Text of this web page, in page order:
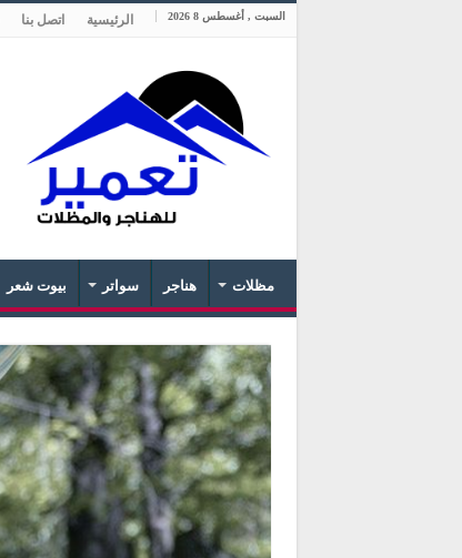
السبت , أغسطس 8 2026 الرئيسية اتصل بنا
مظلات هناجر سواتر بيوت شعر